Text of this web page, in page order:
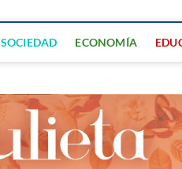
SOCIEDAD ECONOMÍA